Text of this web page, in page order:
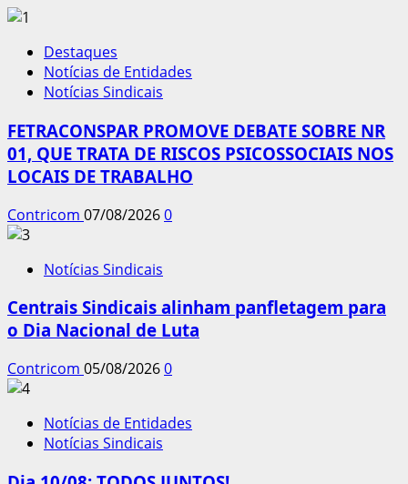
Destaques
Notícias de Entidades
Notícias Sindicais
FETRACONSPAR PROMOVE DEBATE SOBRE NR
01, QUE TRATA DE RISCOS PSICOSSOCIAIS NOS
LOCAIS DE TRABALHO
Contricom 07/08/20260
Notícias Sindicais
Centrais Sindicais alinham panfletagem para
o Dia Nacional de Luta
Contricom 05/08/20260
Notícias de Entidades
Notícias Sindicais